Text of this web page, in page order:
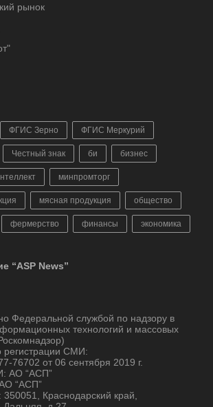
рынок
ФГИС Зерно ФГИС Меркурий
Честный знак би бизнес
минпромторг
мясная продукция общество
фермерство финансы экономика
“ASP News”
Федеральной службой по надзору в
технологий и массовых
регистрации СМИ:
76702 от 06 сентября 2019 г.
АО “АСП”
“АСП”
Краснодарский край,